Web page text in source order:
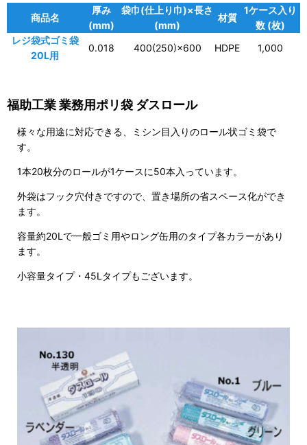
商品名
厚み
(mm)
袋巾(仕上り巾)×長さ
(mm)
材質
1ケース入り
数 (枚)
レジ袋式ゴミ袋
20L用
0.018 400(250)×600 HDPE 1,000
福助工業 業務用ポリ袋 ダスロール
様々な用途に対応できる、ミシン目入りのロール状ゴミ袋で
す。
1本20枚分のロールが1ケースに50本入っています。
外袋はフック穴付きですので、置き場所の省スペース化ができ
ます。
容量約20Lで一般ゴミ用やロング缶用のタイプ各カラーがあり
ます。
小容量タイプ・45Lタイプもございます。